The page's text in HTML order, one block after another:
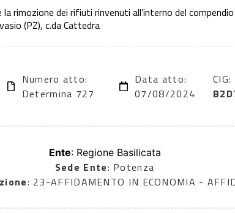
rimozione dei rifiuti rinvenuti all’interno del
(PZ), c.da Cattedra
Numero atto:
Determina 727
Data atto:
07/08/2024
CIG:
Ente: Regione Basilicata
Sede Ente: Potenza
: 23-AFFIDAMENTO IN ECONOMIA -